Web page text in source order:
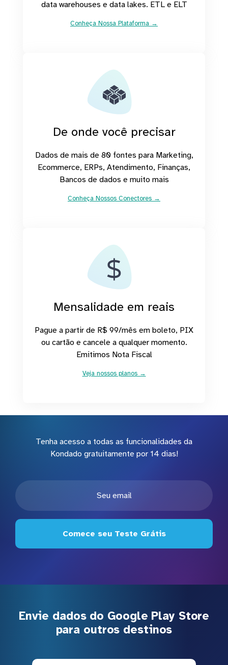
data warehouses e data lakes. ETL e ELT
Conheça Nossa Plataforma →
De onde você precisar
Dados de mais de 80 fontes para Marketing,
Ecommerce, ERPs, Atendimento, Finanças,
Bancos de dados e muito mais
Conheça Nossos Conectores →
Mensalidade em reais
Pague a partir de R$ 99/mês em boleto, PIX
ou cartão e cancele a qualquer momento.
Emitimos Nota Fiscal
Veja nossos planos →
Tenha acesso a todas as funcionalidades da
Kondado gratuitamente por 14 dias!
Comece seu Teste Grátis
Envie dados do Google Play Store
para outros destinos